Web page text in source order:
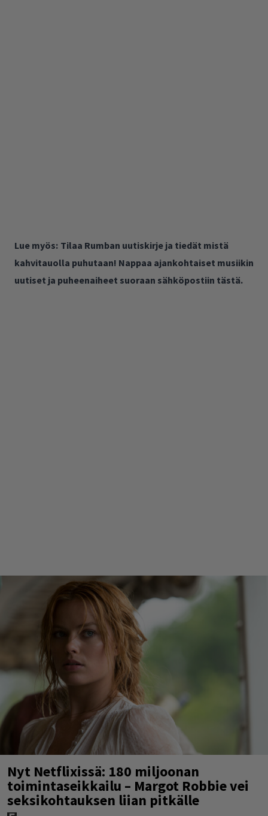
Lue myös: Tilaa Rumban uutiskirje ja tiedät mistä
kahvitauolla puhutaan! Nappaa ajankohtaiset musiikin
uutiset ja puheenaiheet suoraan sähköpostiin tästä.
Nyt Netflixissä: 180 miljoonan
toimintaseikkailu – Margot Robbie vei
seksikohtauksen liian pitkälle